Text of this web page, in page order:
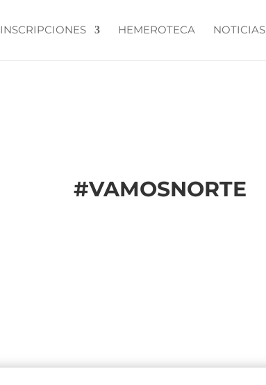
INSCRIPCIONES HEMEROTECA NOTICIAS
#VAMOSNORTE